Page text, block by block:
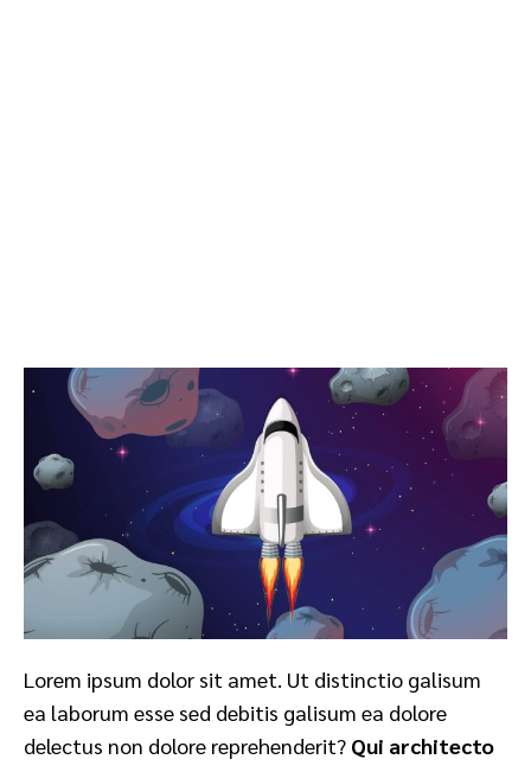
Lorem ipsum dolor sit amet. Ut distinctio galisum
ea laborum esse sed debitis galisum ea dolore
delectus non dolore reprehenderit? Qui architecto